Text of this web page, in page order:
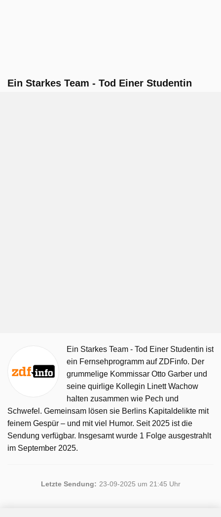
Ein Starkes Team - Tod Einer Studentin
Ein Starkes Team - Tod Einer Studentin ist
ein Fernsehprogramm auf ZDFinfo. Der
grummelige Kommissar Otto Garber und
seine quirlige Kollegin Linett Wachow
halten zusammen wie Pech und
Schwefel. Gemeinsam lösen sie Berlins Kapitaldelikte mit
feinem Gespür – und mit viel Humor. Seit 2025 ist die
Sendung verfügbar. Insgesamt wurde 1 Folge ausgestrahlt
im September 2025.
Letzte Sendung: 23-09-2025 um 21:45 Uhr